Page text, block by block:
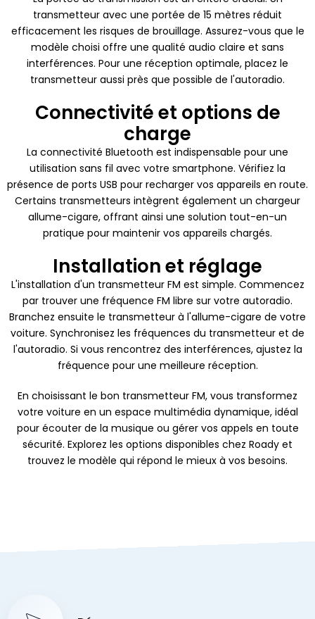
transmetteur avec une portée de 15 mètres réduit
efficacement les risques de brouillage. Assurez-vous que le
modèle choisi offre une qualité audio claire et sans
interférences. Pour une réception optimale, placez le
transmetteur aussi près que possible de l'autoradio.
Connectivité et options de
charge
La connectivité Bluetooth est indispensable pour une
utilisation sans fil avec votre smartphone. Vérifiez la
présence de ports USB pour recharger vos appareils en route.
Certains transmetteurs intègrent également un chargeur
allume-cigare, offrant ainsi une solution tout-en-un
pratique pour maintenir vos appareils chargés.
Installation et réglage
L'installation d'un transmetteur FM est simple. Commencez
par trouver une fréquence FM libre sur votre autoradio.
Branchez ensuite le transmetteur à l'allume-cigare de votre
voiture. Synchronisez les fréquences du transmetteur et de
l'autoradio. Si vous rencontrez des interférences, ajustez la
fréquence pour une meilleure réception.
En choisissant le bon transmetteur FM, vous transformez
votre voiture en un espace multimédia dynamique, idéal
pour écouter de la musique ou gérer vos appels en toute
sécurité. Explorez les options disponibles chez Roady et
trouvez le modèle qui répond le mieux à vos besoins.